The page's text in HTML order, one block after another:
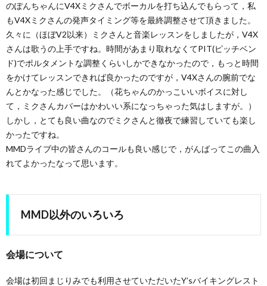
のぽんちゃんにV4Xミクさんでボーカルを打ち込んでもらって，私
もV4Xミクさんの発声タイミング等を最終調整させて頂きました。
久々に（ほぼV2以来）ミクさんと音楽レッスンをしましたが，V4X
さんは歌うの上手ですね。時間があまり取れなくてPIT(ピッチベン
ド)でポルタメントな調整くらいしかできなかったので，もっと時間
をかけてレッスンできれば良かったのですが，V4Xさんの腕前でな
んとかなった感じでした。（花ちゃんのかっこいいボイスに対し
て，ミクさんカバーはかわいい系になっちゃった気はしますが。）
しかし，とても良い曲なのでミクさんと徹夜で練習していても楽し
かったですね。
MMDライブ中の皆さんのコールも良い感じで，がんばってこの曲入
れてよかったなって思います。
MMD以外のいろいろ
会場について
会場は初回まじりみでも利用させていただいたY’sバイキングレスト